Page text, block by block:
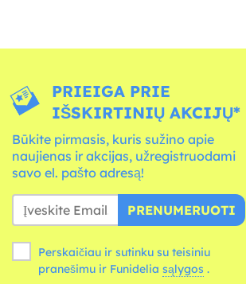
PRIEIGA PRIE
IŠSKIRTINIŲ AKCIJŲ*
Būkite pirmasis, kuris sužino apie
naujienas ir akcijas, užregistruodami
savo el. pašto adresą!
PRENUMERUOTI
Perskaičiau ir sutinku su teisiniu
pranešimu ir Funidelia sąlygos .